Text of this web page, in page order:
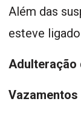
Além das
esteve
Adulteração